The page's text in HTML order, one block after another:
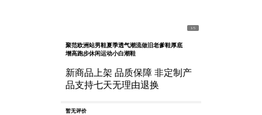
1/5
聚范欧洲站男鞋夏季透气潮流做旧老爹鞋厚底
增高跑步休闲运动小白潮鞋
新商品上架 品质保障 非定制产
品支持七天无理由退换
暂无评价